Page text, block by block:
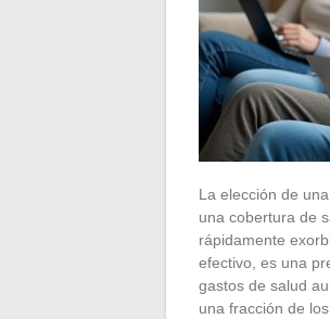
La elección de
una cobertura de
rápidamente
efectivo, es una
gastos de salud
una fracción de